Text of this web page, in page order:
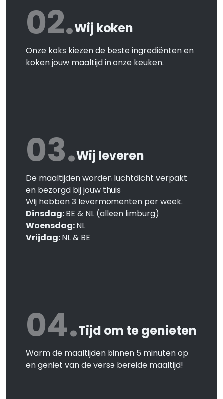
02.Wij koken
Onze koks kiezen de beste ingrediënten en
koken jouw maaltijd in onze keuken.
03.Wij leveren
De maaltijden worden luchtdicht verpakt
en bezorgd bij jouw thuis
Wij hebben 3 levermomenten per week.
Dinsdag:BE & NL (alleen limburg)
Woensdag:NL
Vrijdag:NL & BE
04.Tijd om te genieten
Warm de maaltijden binnen 5 minuten op
en geniet van de verse bereide maaltijd!